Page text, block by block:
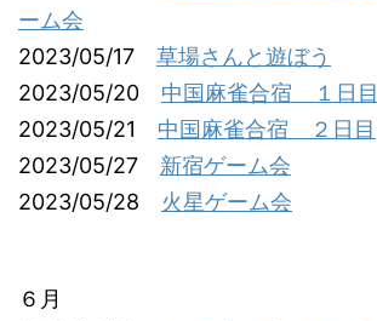
ーム会
2023/05/17 草場さんと遊ぼう
2023/05/20 中国麻雀合宿 １日目
2023/05/21 中国麻雀合宿 ２日目
2023/05/27 新宿ゲーム会
2023/05/28 火星ゲーム会
６月